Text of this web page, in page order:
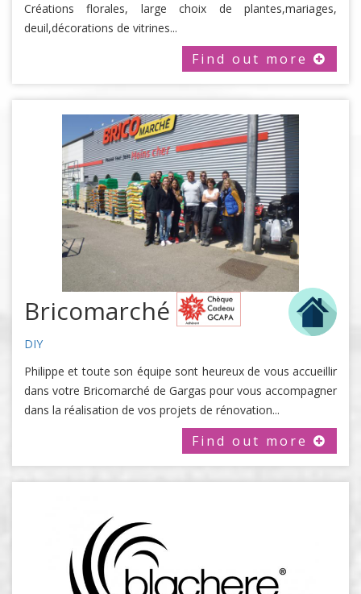
Créations florales, large choix de plantes,mariages,
deuil,décorations de vitrines...
Find out more
Bricomarché
DIY
Philippe et toute son équipe sont heureux de vous accueillir
dans votre Bricomarché de Gargas pour vous accompagner
dans la réalisation de vos projets de rénovation...
Find out more